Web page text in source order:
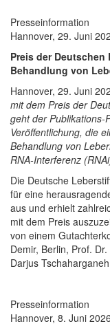
Presseinformation
Hannover, 29. Juni
Preis der
Behandlung von
Hannover, 29. Juni
mit dem Preis der
geht der Publikations-
Veröffentlichung, die
Behandlung von
RNA-Interferenz
Die Deutsche
für eine
aus und erhielt
mit dem Preis
von einem
Demir, Berlin, Prof.
Darjus
Presseinformation
Hannover, 8. Juni 2026